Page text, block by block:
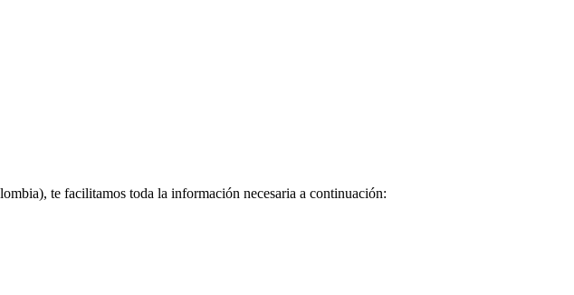
te facilitamos toda la información necesaria a continuación: